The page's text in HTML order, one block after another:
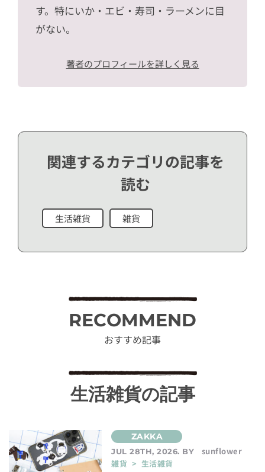
す。特にいか・エビ・寿司・ラーメンに目
がない。
著者のプロフィールを詳しく見る
関連するカテゴリの記事を
読む
生活雑貨 雑貨
RECOMMEND
おすすめ記事
生活雑貨の記事
JUL 28TH, 2026. BY
sunflower
雑貨 > 生活雑貨